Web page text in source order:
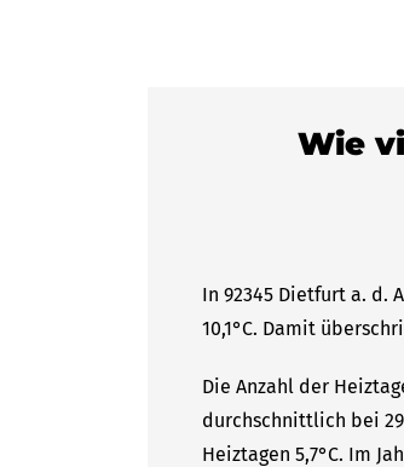
Wie
In 92345 Dietfurt a. d.
10,1°C. Damit
Die Anzahl der
durchschnittlich bei
Heiztagen 5,7°C. Im